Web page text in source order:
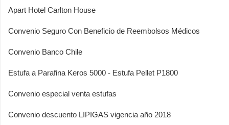
Apart Hotel Carlton House
Convenio Seguro Con Beneficio de Reembolsos Médicos
Convenio Banco Chile
Estufa a Parafina Keros 5000 - Estufa Pellet P1800
Convenio especial venta estufas
Convenio descuento LIPIGAS vigencia año 2018